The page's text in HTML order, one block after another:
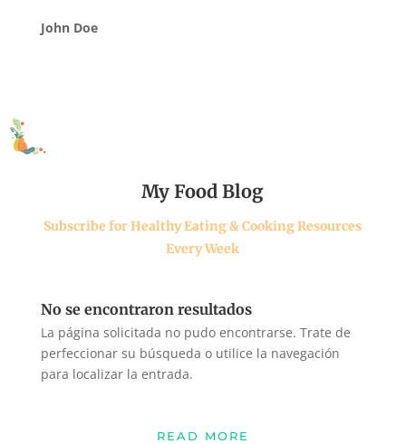
John Doe
My Food Blog
Subscribe for Healthy Eating & Cooking Resources
Every Week
No se encontraron resultados
La página solicitada no pudo encontrarse. Trate de
perfeccionar su búsqueda o utilice la navegación
para localizar la entrada.
READ MORE